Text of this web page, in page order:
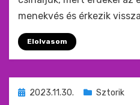
menekvés és érkezik
Elolvasom
Beküldve
2023.11.30. Sztorik